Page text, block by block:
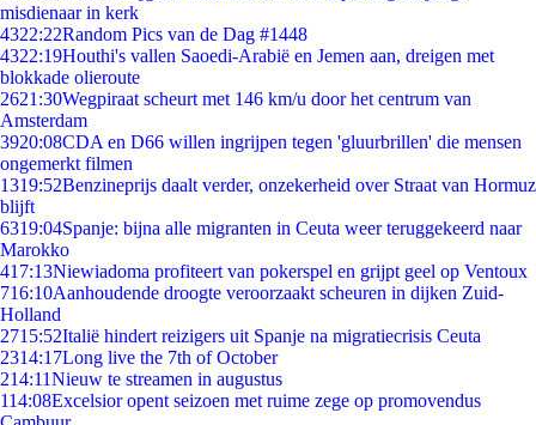
misdienaar in kerk
4322:22Random Pics van de Dag #1448
4322:19Houthi's vallen Saoedi-Arabië en Jemen aan, dreigen met
blokkade olieroute
2621:30Wegpiraat scheurt met 146 km/u door het centrum van
Amsterdam
3920:08CDA en D66 willen ingrijpen tegen 'gluurbrillen' die mensen
ongemerkt filmen
1319:52Benzineprijs daalt verder, onzekerheid over Straat van Hormuz
blijft
6319:04Spanje: bijna alle migranten in Ceuta weer teruggekeerd naar
Marokko
417:13Niewiadoma profiteert van pokerspel en grijpt geel op Ventoux
716:10Aanhoudende droogte veroorzaakt scheuren in dijken Zuid-
Holland
2715:52Italië hindert reizigers uit Spanje na migratiecrisis Ceuta
2314:17Long live the 7th of October
214:11Nieuw te streamen in augustus
114:08Excelsior opent seizoen met ruime zege op promovendus